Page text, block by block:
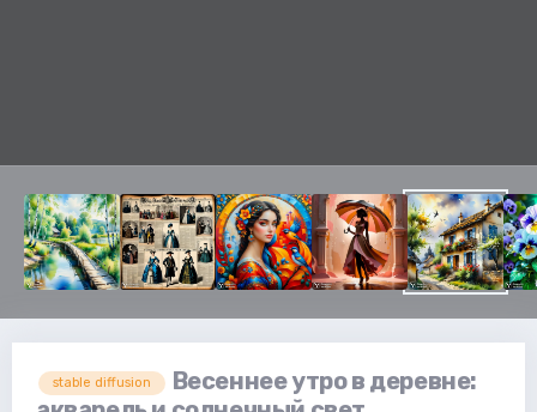
stable diffusion
Весеннее утро в деревне: